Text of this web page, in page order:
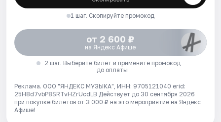
1 шаг. Скопируйте промокод
от 2 600 ₽
на Яндекс Афише
2 шаг. Выберите билет и примените промокод
до оплаты
Реклама. ООО "ЯНДЕКС МУЗЫКА", ИНН: 9705121040 erid:
25H8d7vbP8SRTvHZrUcdLB Действует до 30 сентября 2026
при покупке билетов от 3 000 ₽ на это мероприятие на Яндекс
Афише!